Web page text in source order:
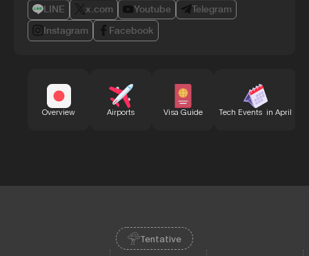
LINE x.com Youtube
Telegram
Instagram
Facebook
Overview Airports Visa Guide Tech Events in April
Tentative